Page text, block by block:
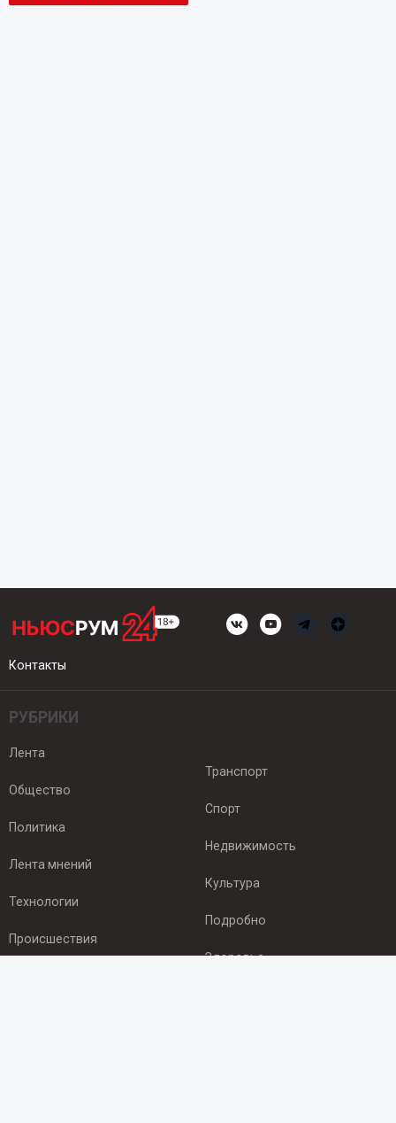
Контакты
РУБРИКИ
Лента
Общество
Политика
Лента мнений
Технологии
Происшествия
Транспорт
Спорт
Недвижимость
Культура
Подробно
Здоровье